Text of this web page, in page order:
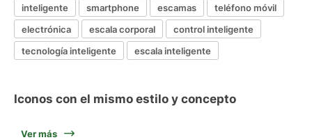
inteligente smartphone escamas
teléfono móvil
electrónica
escala corporal
control inteligente
tecnología inteligente
escala inteligente
Iconos con el mismo estilo y concepto
Ver más